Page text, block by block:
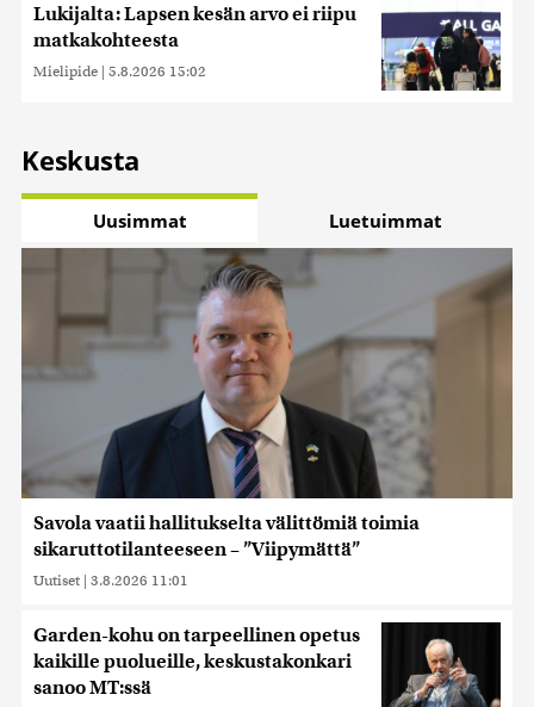
Lukijalta: Lapsen kesän arvo ei riipu
matkakohteesta
Mielipide | 5.8.2026 15:02
Keskusta
Uusimmat Luetuimmat
Savola vaatii hallitukselta välittömiä toimia
sikaruttotilanteeseen – ”Viipymättä”
Uutiset | 3.8.2026 11:01
Garden-kohu on tarpeellinen opetus
kaikille puolueille, keskustakonkari
sanoo MT:ssä